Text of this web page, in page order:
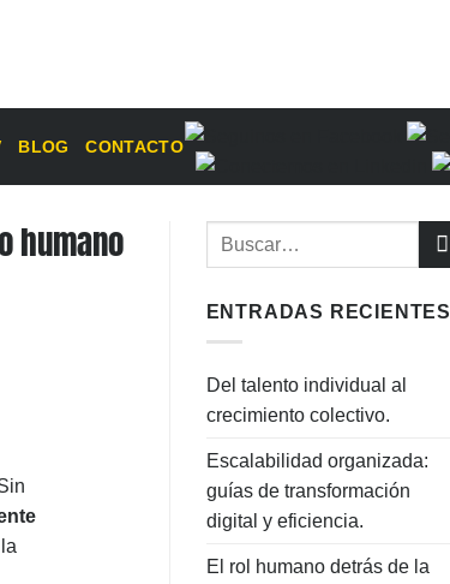
BLOG CONTACTO
humano
ENTRADAS RECIENTES
Del talento individual al
crecimiento colectivo.
Escalabilidad organizada:
guías de transformación
digital y eficiencia.
El rol humano detrás de la